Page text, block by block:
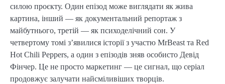
силою проєкту. Один епізод може виглядати як жива
картина, інший — як документальний репортаж з
майбутнього, третій — як психоделічний сон. У
четвертому томі з’явилися історії з участю MrBeast та Red
Hot Chili Peppers, а один з епізодів зняв особисто Девід
Фінчер. Це не просто маркетинг — це сигнал, що серіал
продовжує залучати найсміливіших творців.